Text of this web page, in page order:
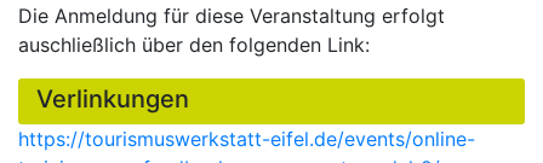
Die Anmeldung für diese Veranstaltung erfolgt
auschließlich über den folgenden Link:
Verlinkungen
https://tourismuswerkstatt-eifel.de/events/online-